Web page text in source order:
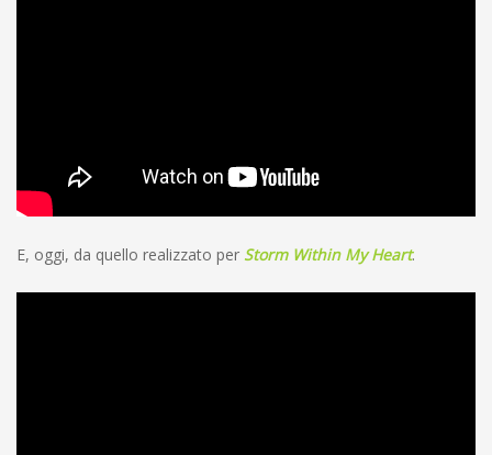
E, oggi, da quello realizzato per Storm Within My Heart.